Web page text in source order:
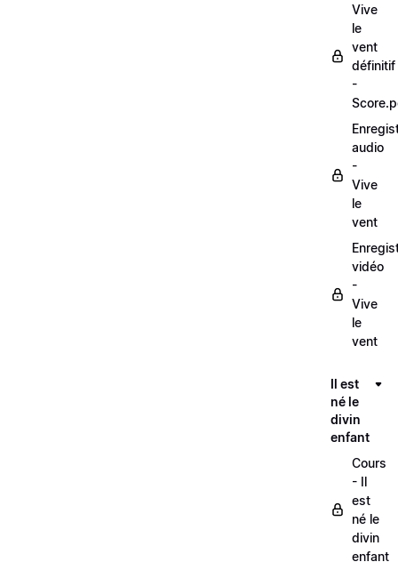
Vive
le
vent
définitif
-
audio
-
Vive
le
vent
vidéo
-
Vive
le
vent
Il est
né le
divin
enfant
Cours
- Il
est
né le
divin
enfant